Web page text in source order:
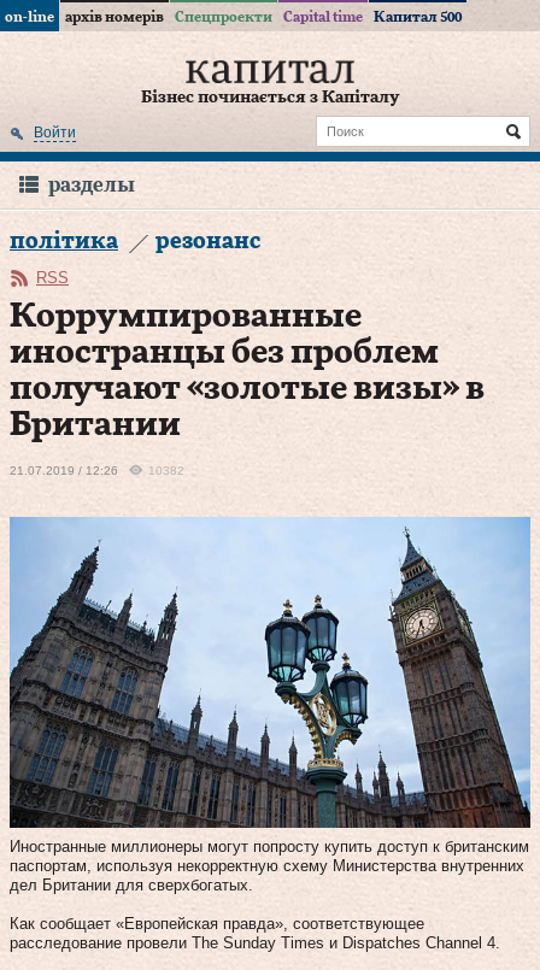
on-line архів номерів Спецпроекти Capital time Капитал 500
Бізнес починається з Капіталу
Войти
разделы
політика резонанс
RSS
Коррумпированные
иностранцы без проблем
получают «золотые визы» в
Британии
21.07.2019 / 12:26 10382
Иностранные миллионеры могут попросту купить доступ к британским
паспортам, используя некорректную схему Министерства внутренних
дел Британии для сверхбогатых.
Как сообщает «Европейская правда», соответствующее
расследование провели The Sunday Times и Dispatches Channel 4.